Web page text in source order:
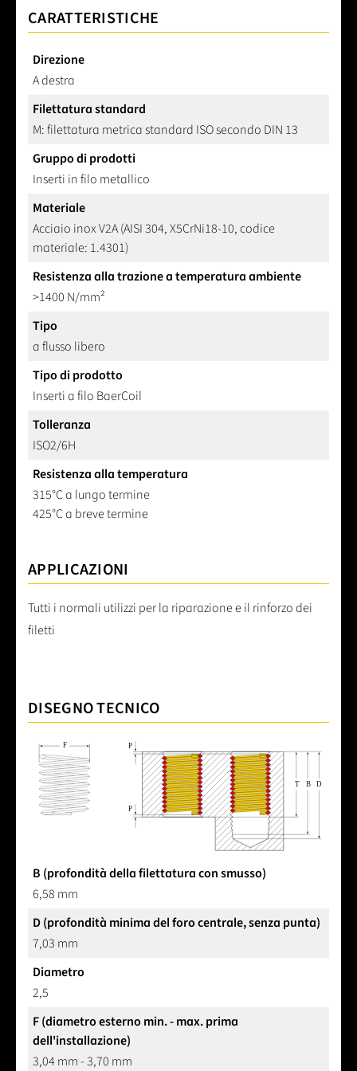
CARATTERISTICHE
Direzione
A destra
Filettatura standard
M: filettatura metrica standard ISO secondo DIN 13
Gruppo di prodotti
Inserti in filo metallico
Materiale
Acciaio inox V2A (AISI 304, X5CrNi18-10, codice
materiale: 1.4301)
Resistenza alla trazione a temperatura ambiente
>1400 N/mm²
Tipo
a flusso libero
Tipo di prodotto
Inserti a filo BaerCoil
Tolleranza
ISO2/6H
Resistenza alla temperatura
315°C a lungo termine
425°C a breve termine
APPLICAZIONI
Tutti i normali utilizzi per la riparazione e il rinforzo dei
filetti
DISEGNO TECNICO
B (profondità della filettatura con smusso)
6,58 mm
D (profondità minima del foro centrale, senza punta)
7,03 mm
Diametro
2,5
F (diametro esterno min. - max. prima
dell'installazione)
3,04 mm - 3,70 mm